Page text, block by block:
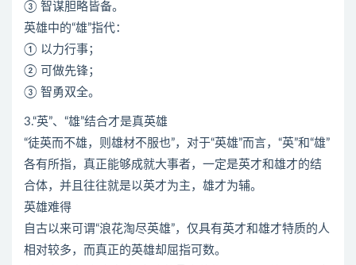
③ 智谋胆略皆备。
英雄中的“雄”指代：
① 以力行事；
② 可做先锋；
③ 智勇双全。
3.“英”、“雄”结合才是真英雄
“徒英而不雄，则雄材不服也”，对于“英雄”而言，“英”和“雄”
各有所指，真正能够成就大事者，一定是英才和雄才的结
合体，并且往往就是以英才为主，雄才为辅。
英雄难得
自古以来可谓“浪花淘尽英雄”，仅具有英才和雄才特质的人
相对较多，而真正的英雄却屈指可数。